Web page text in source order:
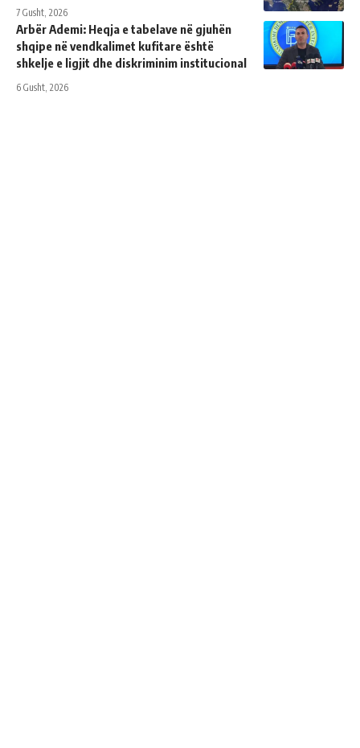
7 Gusht, 2026
Arbër Ademi: Heqja e tabelave në gjuhën
shqipe në vendkalimet kufitare është
shkelje e ligjit dhe diskriminim institucional
6 Gusht, 2026